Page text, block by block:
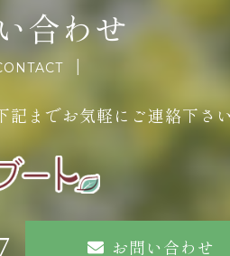
合わせ
記までお気軽にご連絡下さ
お問い合わせ